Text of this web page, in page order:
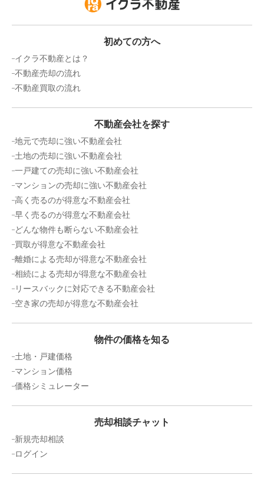
初めての方へ
イクラ不動産とは？
不動産売却の流れ
不動産買取の流れ
不動産会社を探す
地元で売却に強い不動産会社
土地の売却に強い不動産会社
一戸建ての売却に強い不動産会社
マンションの売却に強い不動産会社
高く売るのが得意な不動産会社
早く売るのが得意な不動産会社
どんな物件も断らない不動産会社
買取が得意な不動産会社
離婚による売却が得意な不動産会社
相続による売却が得意な不動産会社
リースバックに対応できる不動産会社
空き家の売却が得意な不動産会社
物件の価格を知る
土地・戸建価格
マンション価格
価格シミュレーター
売却相談チャット
新規売却相談
ログイン